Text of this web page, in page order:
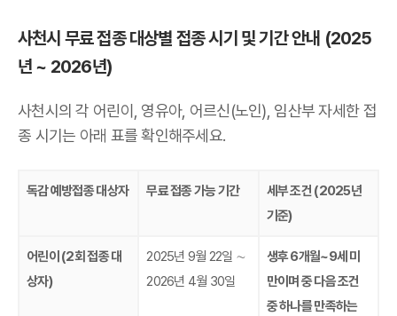
사천시 무료 접종 대상별 접종 시기 및 기간 안내 (2025
년 ~ 2026년)
사천시의 각 어린이, 영유아, 어르신(노인), 임산부 자세한 접
종 시기는 아래 표를 확인해주세요.
독감 예방접종 대상자 무료 접종 가능 기간
세부 조건 (2025년
기준)
어린이 (2회 접종 대
상자)
2025년 9월 22일 ∼
2026년 4월 30일
생후 6개월~9세 미
만이며 중 다음 조건
중 하나를 만족하는